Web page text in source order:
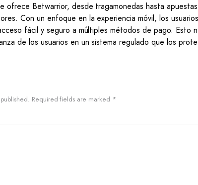
ofrece Betwarrior, desde tragamonedas hasta
Con un enfoque en la experiencia móvil, los
fácil y seguro a múltiples métodos de pago. Esto
de los usuarios en un sistema regulado que los
Required fields are marked *